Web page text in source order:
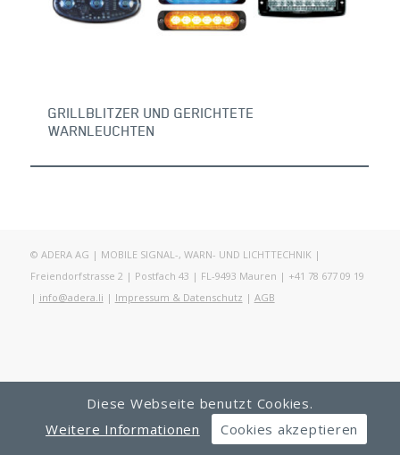
GRILLBLITZER UND GERICHTETE
WARNLEUCHTEN
© ADERA AG | MOBILE SIGNAL-, WARN- UND LICHTTECHNIK |
Freiendorfstrasse 2 | Postfach 43 | FL-9493 Mauren | +41 78 677 09 19
| info@adera.li | Impressum & Datenschutz | AGB
Diese Webseite benutzt Cookies.
Weitere Informationen
Cookies akzeptieren